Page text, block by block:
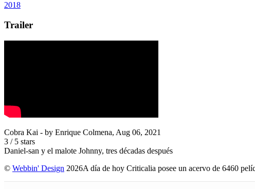
2018
Trailer
Cobra Kai - by Enrique Colmena, Aug 06, 2021
3 / 5 stars
Daniel-san y el malote Johnny, tres décadas después
© Webbin' Design 2026A día de hoy Criticalia posee un acervo de 6460